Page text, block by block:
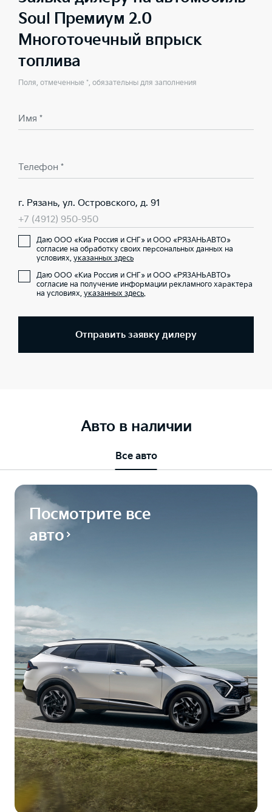
Soul Премиум 2.0
Многоточечный впрыск
топлива
Поля, отмеченные *, обязательны для заполнения
Имя *
Телефон *
г. Рязань, ул. Островского, д. 91
+7 (4912) 950-950
Даю ООО «Киа Россия и СНГ» и ООО «РЯЗАНЬАВТО»
согласие на обработку своих персональных данных на
условиях, указанных здесь
Даю ООО «Киа Россия и СНГ» и ООО «РЯЗАНЬАВТО»
согласие на получение информации рекламного характера
на условиях, указанных здесь.
Отправить заявку дилеру
Авто в наличии
Все авто
Посмотрите все
авто